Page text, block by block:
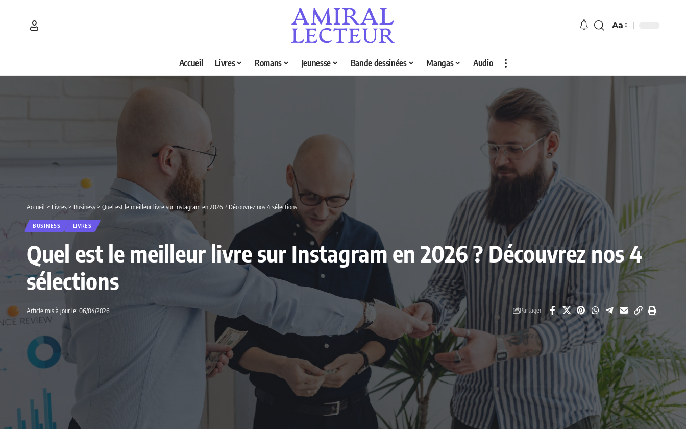
Aa
Accueil Livres Romans Jeunesse Bande dessinées Mangas Audio
Accueil > Livres >Business > Quel est le meilleur livre sur Instagram en 2026 ? Découvrez nos 4 sélections
BUSINESS LIVRES
Quel est le meilleur livre sur Instagram en 2026 ? Découvrez nos 4
sélections
Article mis à jour le: 06/04/2026 Partager